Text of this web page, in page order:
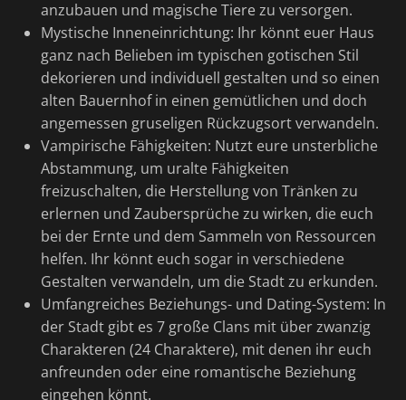
anzubauen und magische Tiere zu versorgen.
Mystische Inneneinrichtung: Ihr könnt euer Haus
ganz nach Belieben im typischen gotischen Stil
dekorieren und individuell gestalten und so einen
alten Bauernhof in einen gemütlichen und doch
angemessen gruseligen Rückzugsort verwandeln.
Vampirische Fähigkeiten: Nutzt eure unsterbliche
Abstammung, um uralte Fähigkeiten
freizuschalten, die Herstellung von Tränken zu
erlernen und Zaubersprüche zu wirken, die euch
bei der Ernte und dem Sammeln von Ressourcen
helfen. Ihr könnt euch sogar in verschiedene
Gestalten verwandeln, um die Stadt zu erkunden.
Umfangreiches Beziehungs- und Dating-System: In
der Stadt gibt es 7 große Clans mit über zwanzig
Charakteren (24 Charaktere), mit denen ihr euch
anfreunden oder eine romantische Beziehung
eingehen könnt.